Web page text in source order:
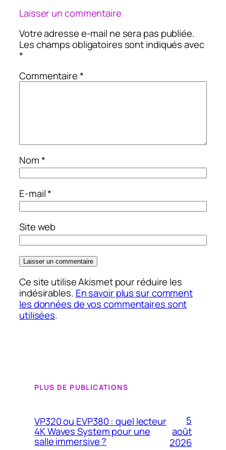
Laisser un commentaire
Votre adresse e-mail ne sera pas publiée.
Les champs obligatoires sont indiqués avec
*
Commentaire*
Nom*
E-mail*
Site web
Ce site utilise Akismet pour réduire les
indésirables. En savoir plus sur comment
les données de vos commentaires sont
utilisées.
PLUS DE PUBLICATIONS
VP320 ou EVP380 : quel lecteur
4K Waves System pour une
salle immersive ?
5
août
2026